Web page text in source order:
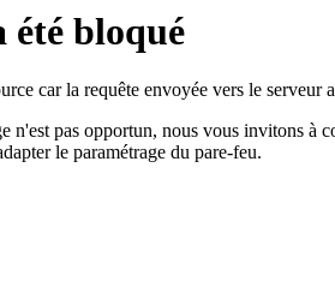
été bloqué
car la requête envoyée vers le serveur
n'est pas opportun, nous vous invitons à
le paramétrage du pare-feu.